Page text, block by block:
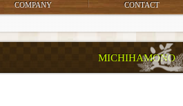
COMPANY CONTACT
MICHIHAMONO